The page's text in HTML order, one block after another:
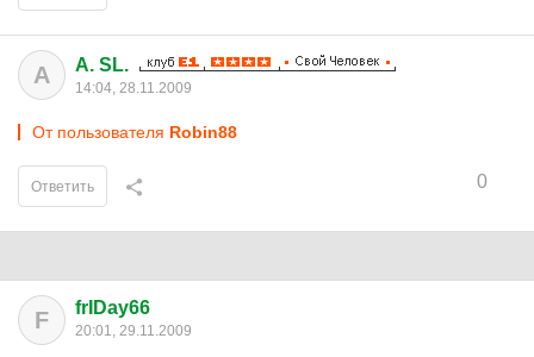
A A. SL.
14:04, 28.11.2009
От пользователя Robin88
0
Ответить
F frIDay66
20:01, 29.11.2009